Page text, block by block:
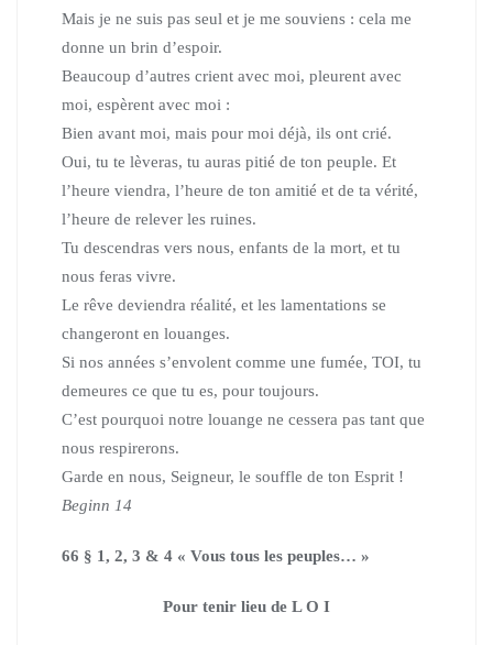
Mais je ne suis pas seul et je me souviens : cela me
donne un brin d’espoir.
Beaucoup d’autres crient avec moi, pleurent avec
moi, espèrent avec moi :
Bien avant moi, mais pour moi déjà, ils ont crié.
Oui, tu te lèveras, tu auras pitié de ton peuple. Et
l’heure viendra, l’heure de ton amitié et de ta vérité,
l’heure de relever les ruines.
Tu descendras vers nous, enfants de la mort, et tu
nous feras vivre.
Le rêve deviendra réalité, et les lamentations se
changeront en louanges.
Si nos années s’envolent comme une fumée, TOI, tu
demeures ce que tu es, pour toujours.
C’est pourquoi notre louange ne cessera pas tant que
nous respirerons.
Garde en nous, Seigneur, le souffle de ton Esprit !
Beginn 14
66 § 1, 2, 3 & 4 « Vous tous les peuples… »
Pour tenir lieu de L O I